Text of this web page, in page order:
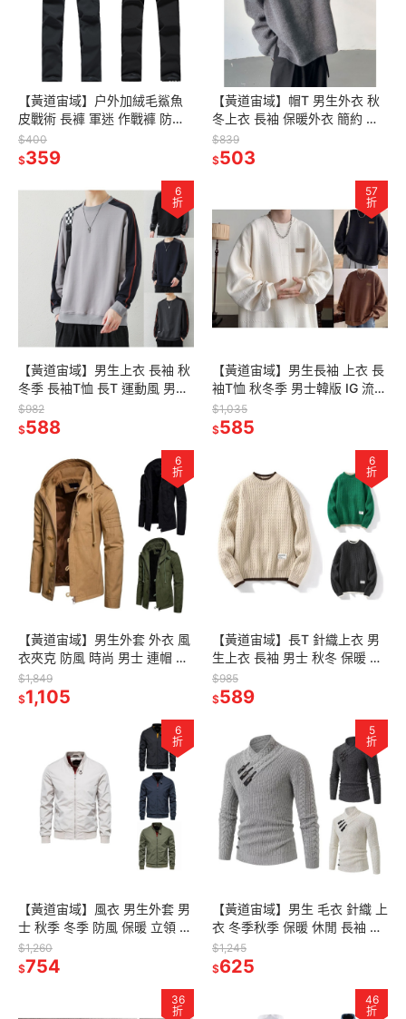
【黃道宙域】户外加絨毛鯊魚
皮戰術 長褲 軍迷 作戰褲 防風
防水 包暖 軍迷 登山褲
$400
$359
【黃道宙域】帽T 男生外衣 秋
冬上衣 長袖 保暖外衣 簡約 男
士 韓版 復古 小眾 純色 連帽毛
衣 外出
$839
$503
6
折
【黃道宙域】男生上衣 長袖 秋
冬季 長袖T恤 長T 運動風 男士
時尚 拼色 休閒 寬鬆 衛衣
$982
$588
57
折
【黃道宙域】男生長袖 上衣 長
袖T恤 秋冬季 男士韓版 IG 流行
格提花 寬鬆 衛衣 保暖 內搭 長
T
$1,035
$585
6
折
【黃道宙域】男生外套 外衣 風
衣夾克 防風 時尚 男士 連帽 純
色 簡約 時尚 棉夾克 外套 帥氣
保暖
$1,849
$1,105
6
折
【黃道宙域】長T 針織上衣 男
生上衣 長袖 男士 秋冬 保暖 針
織 提花 條紋 毛衣 溫暖 暖男 斯
文
$985
$589
6
折
【黃道宙域】風衣 男生外套 男
士 秋季 冬季 防風 保暖 立領 拉
鍊 休閒 夾克 外衣 騎士 保暖 帥
氣
$1,260
$754
5
折
【黃道宙域】男生 毛衣 針織 上
衣 冬季秋季 保暖 休閒 長袖 風
格 帥氣 斜線 男士時尚搭扣休閒
純色針織毛衣
$1,245
$625
36
折
46
折